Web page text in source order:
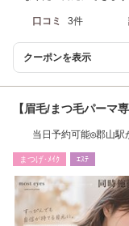
口コミ 3件
クーポンを表示
【眉毛/まつ毛パーマ
当日予約可能◎郡山
まつげ･ﾒｲｸ ｴｽﾃ